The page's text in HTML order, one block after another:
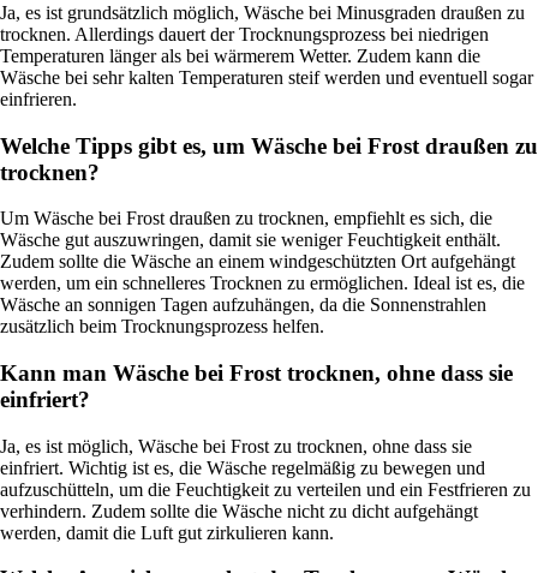
Ja, es ist grundsätzlich möglich, Wäsche bei Minusgraden draußen zu
trocknen. Allerdings dauert der Trocknungsprozess bei niedrigen
Temperaturen länger als bei wärmerem Wetter. Zudem kann die
Wäsche bei sehr kalten Temperaturen steif werden und eventuell sogar
einfrieren.
Welche Tipps gibt es, um Wäsche bei Frost draußen zu
trocknen?
Um Wäsche bei Frost draußen zu trocknen, empfiehlt es sich, die
Wäsche gut auszuwringen, damit sie weniger Feuchtigkeit enthält.
Zudem sollte die Wäsche an einem windgeschützten Ort aufgehängt
werden, um ein schnelleres Trocknen zu ermöglichen. Ideal ist es, die
Wäsche an sonnigen Tagen aufzuhängen, da die Sonnenstrahlen
zusätzlich beim Trocknungsprozess helfen.
Kann man Wäsche bei Frost trocknen, ohne dass sie
einfriert?
Ja, es ist möglich, Wäsche bei Frost zu trocknen, ohne dass sie
einfriert. Wichtig ist es, die Wäsche regelmäßig zu bewegen und
aufzuschütteln, um die Feuchtigkeit zu verteilen und ein Festfrieren zu
verhindern. Zudem sollte die Wäsche nicht zu dicht aufgehängt
werden, damit die Luft gut zirkulieren kann.